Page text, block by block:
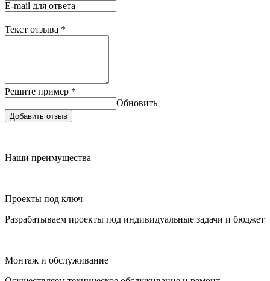
E-mail для ответа
Текст отзыва *
Решите пример *
Обновить
Добавить отзыв
Наши преимущества
Проекты под ключ
Разрабатываем проекты под индивидуальные задачи и бюджет
Монтаж и обслуживание